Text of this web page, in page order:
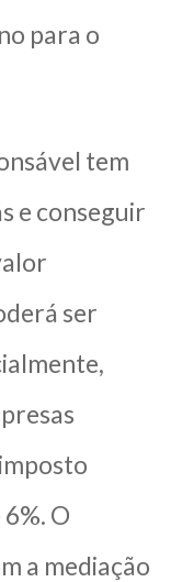
para o
tem
e conseguir
ser
O
a mediação